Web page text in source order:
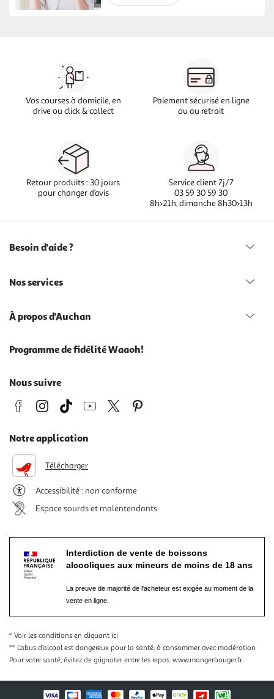
Vos courses à domicile, en
drive ou click & collect
Paiement sécurisé en ligne
ou au retrait
Retour produits : 30 jours
pour changer d’avis
Service client 7j/7
03 59 30 59 30
8h>21h, dimanche 8h30>13h
Besoin d'aide ?
Nos services
À propos d'Auchan
Programme de fidélité Waaoh!
Nous suivre
Notre application
Télécharger
Accessibilité : non conforme
Espace sourds et malentendants
Interdiction de vente de boissons
alcooliques aux mineurs de moins de 18 ans
La preuve de majorité de l'acheteur est exigée au moment de la
vente en ligne.
* Voir les conditions en cliquant ici
** L’abus d’alcool est dangereux pour la santé, à consommer avec modération
Pour votre santé, évitez de grignoter entre les repas. www.mangerbouger.fr